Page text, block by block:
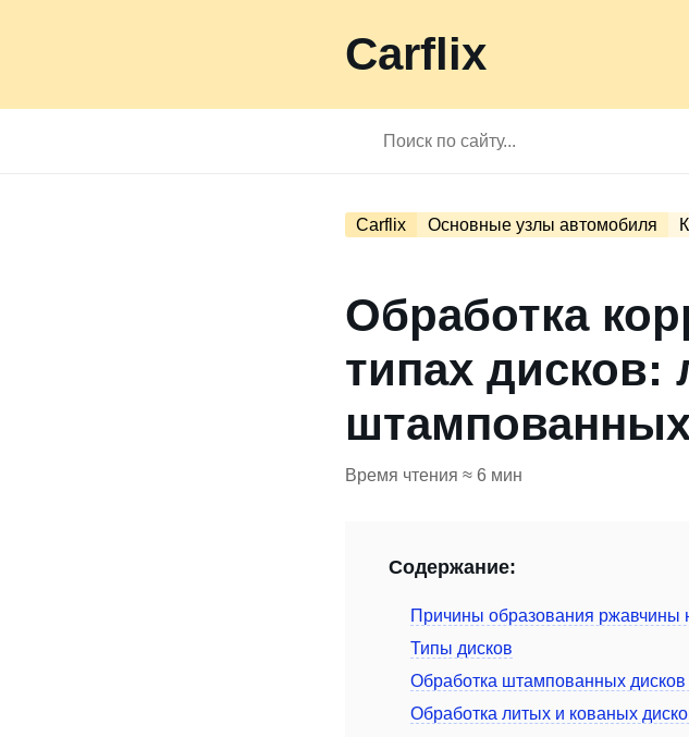
Carflix
Carflix Основные узлы автомобиля
Обработка
типах дисков:
Время чтения ≈ 6 мин
Содержание:
Причины образования ржавчины
Типы дисков
Обработка штампованных
Обработка литых и кованых